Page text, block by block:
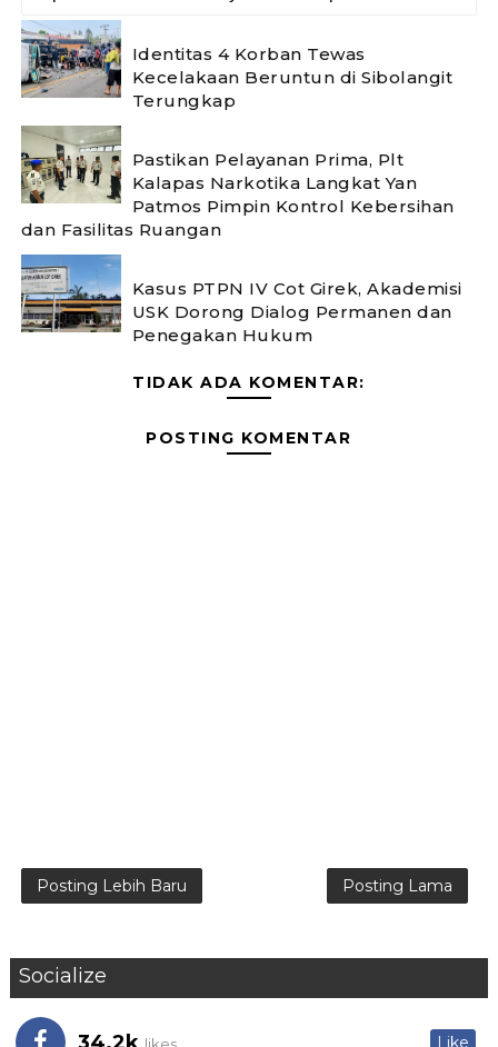
Identitas 4 Korban Tewas
Kecelakaan Beruntun di Sibolangit
Terungkap
Pastikan Pelayanan Prima, Plt
Kalapas Narkotika Langkat Yan
Patmos Pimpin Kontrol Kebersihan
dan Fasilitas Ruangan
Kasus PTPN IV Cot Girek, Akademisi
USK Dorong Dialog Permanen dan
Penegakan Hukum
TIDAK ADA KOMENTAR:
POSTING KOMENTAR
Posting Lebih Baru Posting Lama
Socialize
Like